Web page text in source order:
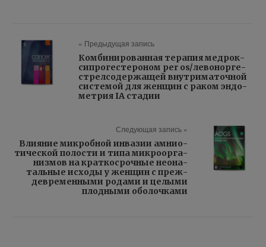
« Предыдущая запись
Ком­би­ни­ро­ван­ная те­ра­пия медрок­
си­про­ге­сте­ро­ном per os/ле­во­нор­ге­
стрел­со­дер­жа­щей внут­ри­ма­точ­ной
си­сте­мой для жен­щин с ра­ком эн­до­
мет­рия IA ста­дии
Следующая запись »
Вли­я­ние мик­роб­ной ин­ва­зии ам­нио­
ти­че­ской по­ло­сти и ти­па мик­ро­ор­га­
низ­мов на крат­ко­сроч­ные нео­на­
таль­ные ис­хо­ды у жен­щин с преж­
девре­мен­ны­ми ро­да­ми и це­лы­ми
плод­ны­ми обо­лоч­ка­ми